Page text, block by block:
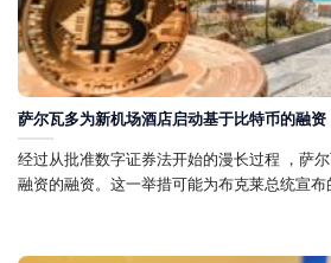
萨尔瓦多为新机场酒店启动基于比特币的融资
经过从批准数字证券法开始的漫长过程 ，萨
融资的融资。这一举措可能为布克莱总统宣布